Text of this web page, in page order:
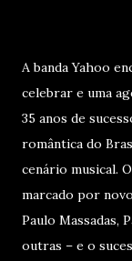
A banda Yahoo
celebrar e uma
35 anos de
romântica do
cenário musical.
marcado por
Paulo Massadas,
outras – e o